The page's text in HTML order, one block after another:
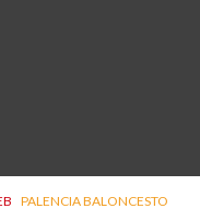
PALENCIA BALONCESTO